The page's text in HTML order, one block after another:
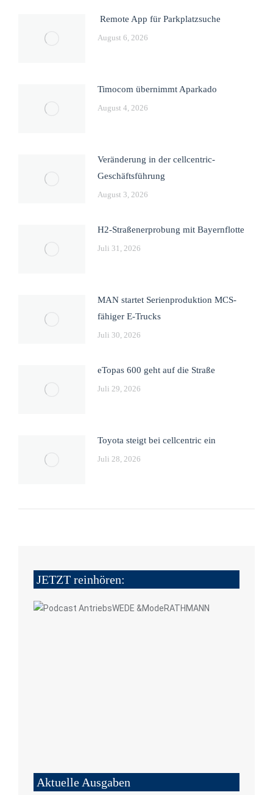
Remote App für Parkplatzsuche
August 6, 2026
Timocom übernimmt Aparkado
August 4, 2026
Veränderung in der cellcentric-
Geschäftsführung
August 3, 2026
H2-Straßenerprobung mit Bayernflotte
Juli 31, 2026
MAN startet Serienproduktion MCS-
fähiger E-Trucks
Juli 30, 2026
eTopas 600 geht auf die Straße
Juli 29, 2026
Toyota steigt bei cellcentric ein
Juli 28, 2026
JETZT reinhören:
Aktuelle Ausgaben